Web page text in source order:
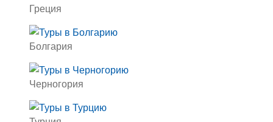
Греция
Болгария
Черногория